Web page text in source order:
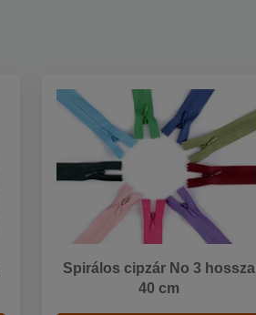
Spirálos cipzár No 3 hossza
40 cm